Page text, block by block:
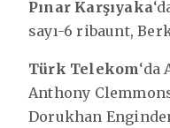
Pınar Karşıyaka
sayı-6 ribaunt,
Türk Telekom‘da
Anthony
Dorukhan